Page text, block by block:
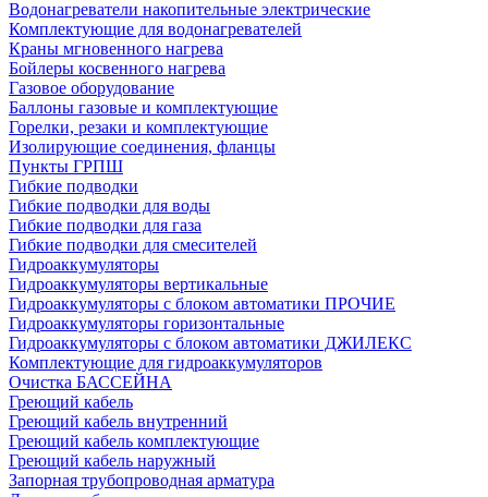
Водонагреватели накопительные электрические
Комплектующие для водонагревателей
Краны мгновенного нагрева
Бойлеры косвенного нагрева
Газовое оборудование
Баллоны газовые и комплектующие
Горелки, резаки и комплектующие
Изолирующие соединения, фланцы
Пункты ГРПШ
Гибкие подводки
Гибкие подводки для воды
Гибкие подводки для газа
Гибкие подводки для смесителей
Гидроаккумуляторы
Гидроаккумуляторы вертикальные
Гидроаккумуляторы с блоком автоматики ПРОЧИЕ
Гидроаккумуляторы горизонтальные
Гидроаккумуляторы с блоком автоматики ДЖИЛЕКС
Комплектующие для гидроаккумуляторов
Очистка БАССЕЙНА
Греющий кабель
Греющий кабель внутренний
Греющий кабель комплектующие
Греющий кабель наружный
Запорная трубопроводная арматура